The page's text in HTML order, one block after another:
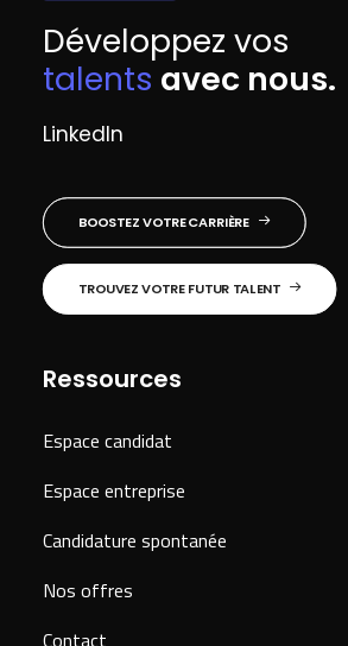
Développez vos
talents avec nous.
LinkedIn
BOOSTEZ VOTRE CARRIÈRE
TROUVEZ VOTRE FUTUR TALENT
Ressources
Espace candidat
Espace entreprise
Candidature spontanée
Nos offres
Contact